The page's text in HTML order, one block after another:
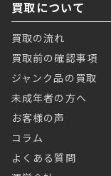
買取について
買取の流れ
買取前の確認事項
ジャンク品の買取
未成年者の方へ
お客様の声
コラム
よくある質問